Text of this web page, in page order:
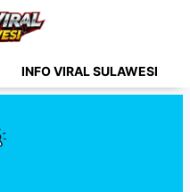
INFO VIRAL SULAWESI